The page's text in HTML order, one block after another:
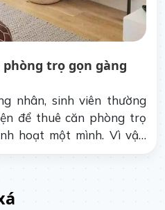
trọ gọn gàng
nhân, sinh viên thường
để thuê căn phòng trọ
hoạt một mình. Vì vậy,